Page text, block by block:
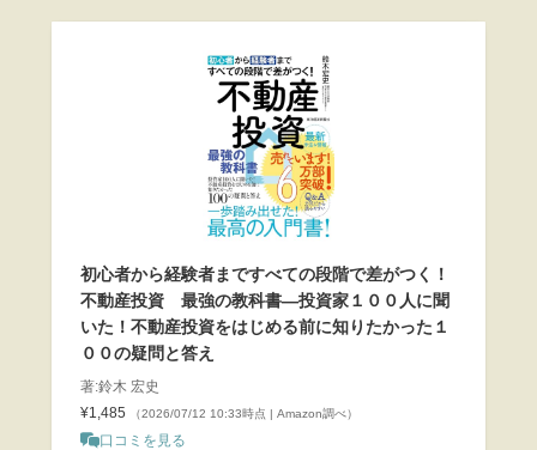
初心者から経験者まですべての段階で差がつく！
不動産投資 最強の教科書―投資家１００人に聞
いた！不動産投資をはじめる前に知りたかった１
００の疑問と答え
著:鈴木 宏史
¥1,485
（2026/07/12 10:33時点 | Amazon調べ）
口コミを見る